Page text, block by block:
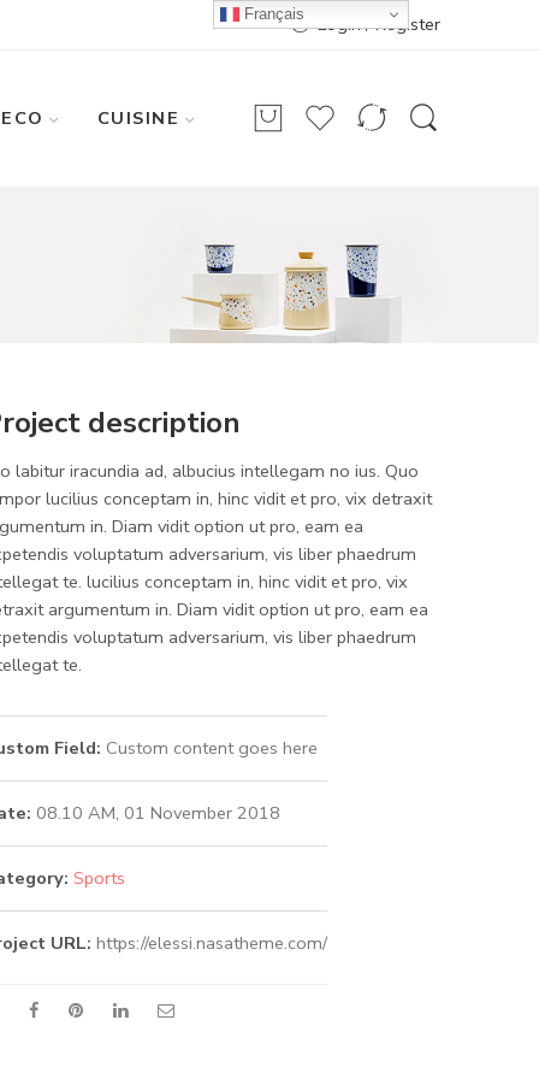
Login / Register
CUISINE
description
labitur iracundia ad, albucius intellegam no ius. Quo
lucilius conceptam in, hinc vidit et pro, vix detraxit
in. Diam vidit option ut pro, eam ea
voluptatum adversarium, vis liber phaedrum
te. lucilius conceptam in, hinc vidit et pro, vix
argumentum in. Diam vidit option ut pro, eam ea
voluptatum adversarium, vis liber phaedrum
te.
Field: Custom content goes here
08.10 AM, 01 November 2018
Sports
URL: https://elessi.nasatheme.com/
Français